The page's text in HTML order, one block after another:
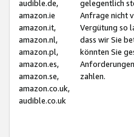
audible.de,
amazon.ie
amazon.it,
amazon.nl,
amazon.pl,
amazon.es,
amazon.se,
amazon.co.uk,
audible.co.uk
gelegentlich
Anfrage nicht
Vergütung so
dass wir Sie
könnten Sie
zahlen.